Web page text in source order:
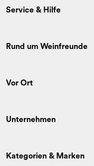
Service & Hilfe
Rund um Weinfreunde
Vor Ort
Unternehmen
Kategorien & Marken